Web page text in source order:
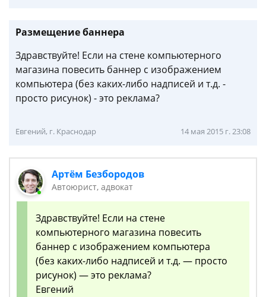
Размещение баннера
Здравствуйте! Если на стене компьютерного
магазина повесить баннер с изображением
компьютера (без каких-либо надписей и т.д. -
просто рисунок) - это реклама?
Евгений, г. Краснодар 14 мая 2015 г. 23:08
Артём Безбородов
Автоюрист, адвокат
Здравствуйте! Если на стене
компьютерного магазина повесить
баннер с изображением компьютера
(без каких-либо надписей и т.д. — просто
рисунок) — это реклама?
Евгений